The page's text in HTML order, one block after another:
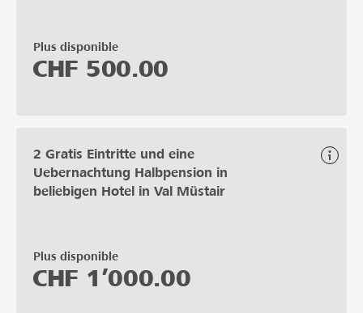
Plus disponible
CHF 500.00
2 Gratis Eintritte und eine
Uebernachtung Halbpension in
beliebigen Hotel in Val Müstair
Plus disponible
CHF 1’000.00